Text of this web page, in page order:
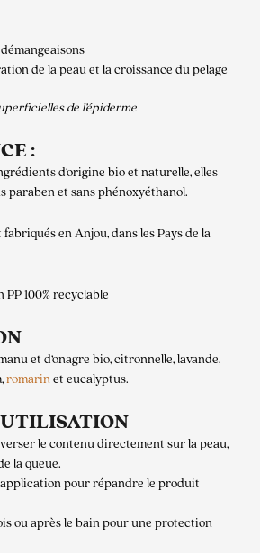
de la peau et la croissance du pelage
de l’épiderme
:
d’origine bio et naturelle, elles
paraben et sans phénoxyéthanol.
en Anjou, dans les Pays de la
100% recyclable
et d’onagre bio, citronnelle, lavande,
romarinet eucalyptus.
le contenu directement sur la peau,
la queue.
pour répandre le produit
ou après le bain pour une protection